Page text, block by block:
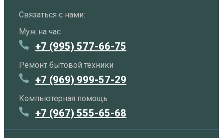
Связаться с нами:
Муж на час
+7 (995) 577-66-75
Ремонт бытовой техники
+7 (969) 999-57-29
Компьютерная помощь
+7 (967) 555-65-68